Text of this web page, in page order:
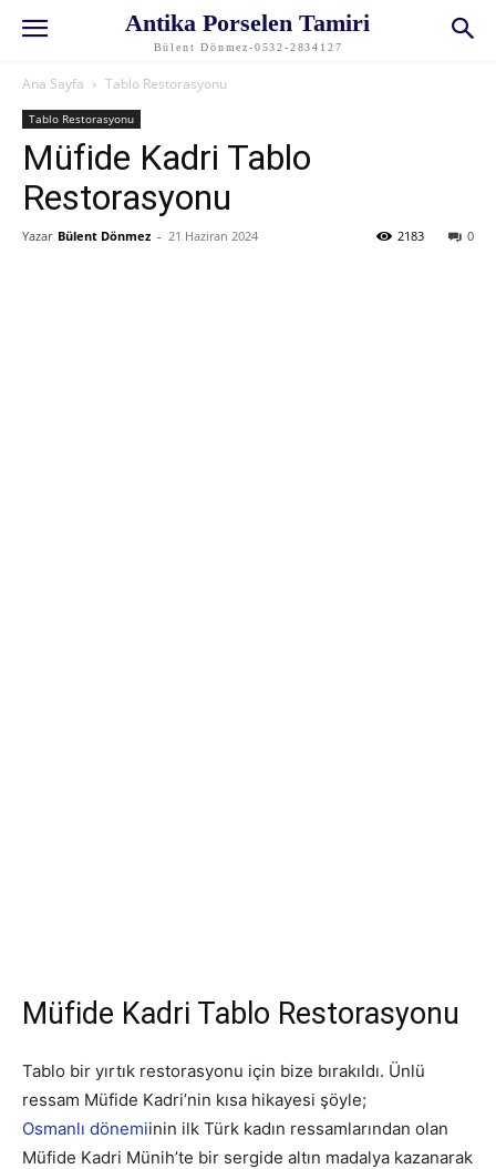
Antika Porselen Tamiri
Bülent Dönmez-0532-2834127
Ana Sayfa Tablo Restorasyonu
Tablo Restorasyonu
Müfide Kadri Tablo
Restorasyonu
Yazar Bülent Dönmez - 21 Haziran 2024 0
2183
Müfide Kadri Tablo Restorasyonu
Tablo bir yırtık restorasyonu için bize bırakıldı. Ünlü
ressam Müfide Kadri’nin kısa hikayesi şöyle;
Osmanlı dönemiinin ilk Türk kadın ressamlarından olan
Müfide Kadri Münih’te bir sergide altın madalya kazanarak